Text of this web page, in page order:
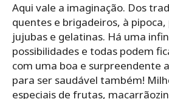
Aqui vale a imaginação. Dos
quentes e brigadeiros, à pipoca,
jujubas e gelatinas. Há uma
possibilidades e todas podem
com uma boa e surpreendente
para ser saudável também!
especiais de frutas,